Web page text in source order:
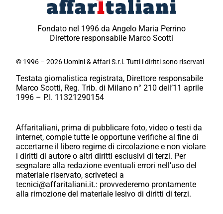
Fondato nel 1996 da Angelo Maria Perrino
Direttore responsabile Marco Scotti
© 1996 – 2026 Uomini & Affari S.r.l. Tutti i diritti sono riservati
Testata giornalistica registrata, Direttore responsabile
Marco Scotti, Reg. Trib. di Milano n° 210 dell’11 aprile
1996 – P.I. 11321290154
Affaritaliani, prima di pubblicare foto, video o testi da
internet, compie tutte le opportune verifiche al fine di
accertarne il libero regime di circolazione e non violare
i diritti di autore o altri diritti esclusivi di terzi. Per
segnalare alla redazione eventuali errori nell’uso del
materiale riservato, scriveteci a
tecnici@affaritaliani.it.: provvederemo prontamente
alla rimozione del materiale lesivo di diritti di terzi.